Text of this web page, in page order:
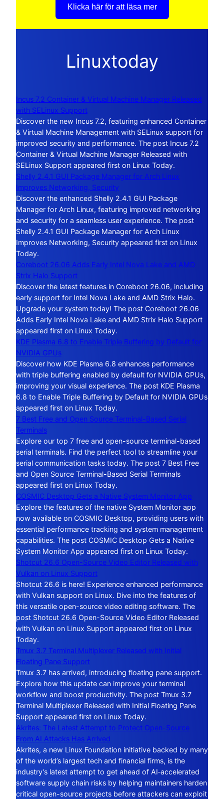
Klicka här för att läsa mer
Linuxtoday
Incus 7.2 Container & Virtual Machine Manager Released
with SELinux Support
Discover the new Incus 7.2, featuring enhanced Container
& Virtual Machine Management with SELinux support for
improved security and performance. The post Incus 7.2
Container & Virtual Machine Manager Released with
SELinux Support appeared first on Linux Today.
Shelly 2.4.1 GUI Package Manager for Arch Linux
Improves Networking, Security
Discover the enhanced Shelly 2.4.1 GUI Package
Manager for Arch Linux, featuring improved networking
and security for a seamless user experience. The post
Shelly 2.4.1 GUI Package Manager for Arch Linux
Improves Networking, Security appeared first on Linux
Today.
Coreboot 26.06 Adds Early Intel Nova Lake and AMD
Strix Halo Support
Discover the latest features in Coreboot 26.06, including
early support for Intel Nova Lake and AMD Strix Halo.
Upgrade your system today! The post Coreboot 26.06
Adds Early Intel Nova Lake and AMD Strix Halo Support
appeared first on Linux Today.
KDE Plasma 6.8 to Enable Triple Buffering by Default for
NVIDIA GPUs
Discover how KDE Plasma 6.8 enhances performance
with triple buffering enabled by default for NVIDIA GPUs,
improving your visual experience. The post KDE Plasma
6.8 to Enable Triple Buffering by Default for NVIDIA GPUs
appeared first on Linux Today.
7 Best Free and Open Source Terminal-Based Serial
Terminals
Explore our top 7 free and open-source terminal-based
serial terminals. Find the perfect tool to streamline your
serial communication tasks today. The post 7 Best Free
and Open Source Terminal-Based Serial Terminals
appeared first on Linux Today.
COSMIC Desktop Gets a Native System Monitor App
Explore the features of the native System Monitor app
now available on COSMIC Desktop, providing users with
essential performance tracking and system management
capabilities. The post COSMIC Desktop Gets a Native
System Monitor App appeared first on Linux Today.
Shotcut 26.6 Open-Source Video Editor Released with
Vulkan on Linux Support
Shotcut 26.6 is here! Experience enhanced performance
with Vulkan support on Linux. Dive into the features of
this versatile open-source video editing software. The
post Shotcut 26.6 Open-Source Video Editor Released
with Vulkan on Linux Support appeared first on Linux
Today.
Tmux 3.7 Terminal Multiplexer Released with Initial
Floating Pane Support
Tmux 3.7 has arrived, introducing floating pane support.
Explore how this update can improve your terminal
workflow and boost productivity. The post Tmux 3.7
Terminal Multiplexer Released with Initial Floating Pane
Support appeared first on Linux Today.
Akrites: The Latest Attempt to Protect Open-Source
From AI Attacks Has Arrived
Akrites, a new Linux Foundation initiative backed by many
of the world’s largest tech and financial firms, is the
industry’s latest attempt to get ahead of AI‑accelerated
software supply chain risks by helping maintainers harden
critical open-source projects before attackers can exploit